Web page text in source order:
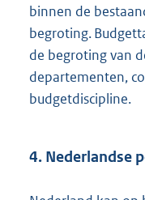
binnen de
begroting.
de begroting van
departementen,
budgetdiscipline.
4. Nederlandse